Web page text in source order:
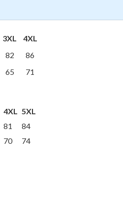
3XL
4XL
82
86
65
71
4XL 5XL
81
84
70 74